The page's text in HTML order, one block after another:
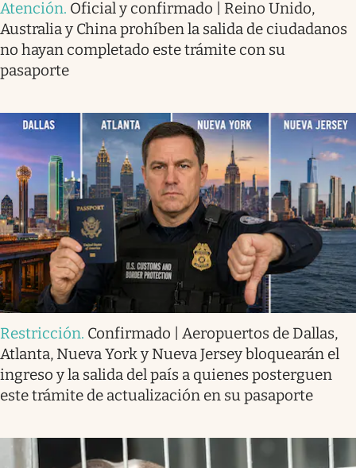
Atención. Oficial y confirmado | Reino Unido,
Australia y China prohíben la salida de ciudadanos
no hayan completado este trámite con su
pasaporte
Restricción. Confirmado | Aeropuertos de Dallas,
Atlanta, Nueva York y Nueva Jersey bloquearán el
ingreso y la salida del país a quienes posterguen
este trámite de actualización en su pasaporte